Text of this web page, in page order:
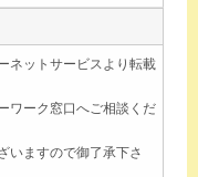
ネットサービスより転載
ワーク窓口へご相談くだ
いますので御了承下さ